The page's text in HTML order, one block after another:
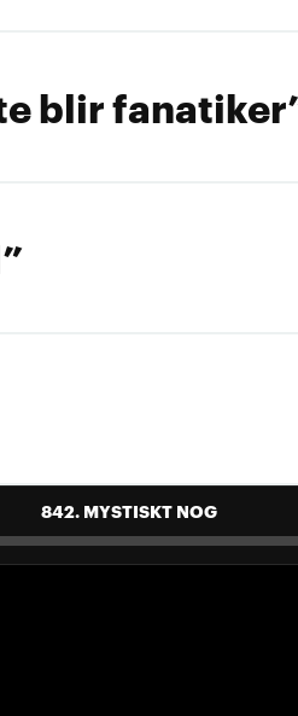
blir
842. MYSTISKT NOG